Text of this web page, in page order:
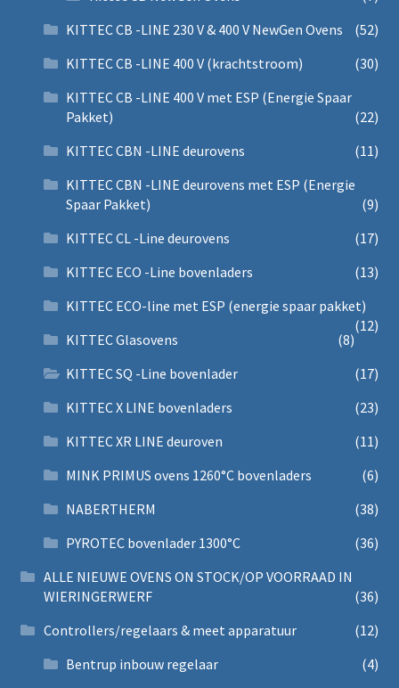
KITTEC CB -LINE 230 V & 400 V NewGen Ovens
(52)
KITTEC CB -LINE 400 V (krachtstroom)
(30)
KITTEC CB -LINE 400 V met ESP (Energie Spaar
Pakket)
(22)
KITTEC CBN -LINE deurovens
(11)
KITTEC CBN -LINE deurovens met ESP (Energie
Spaar Pakket)
(9)
KITTEC CL -Line deurovens
(17)
KITTEC ECO -Line bovenladers
(13)
KITTEC ECO-line met ESP (energie spaar pakket)
(12)
KITTEC Glasovens
(8)
KITTEC SQ -Line bovenlader
(17)
KITTEC X LINE bovenladers
(23)
KITTEC XR LINE deuroven
(11)
MINK PRIMUS ovens 1260°C bovenladers
(6)
NABERTHERM
(38)
PYROTEC bovenlader 1300°C
(36)
ALLE NIEUWE OVENS ON STOCK/OP VOORRAAD IN
WIERINGERWERF
(36)
Controllers/regelaars & meet apparatuur
(12)
Bentrup inbouw regelaar
(4)